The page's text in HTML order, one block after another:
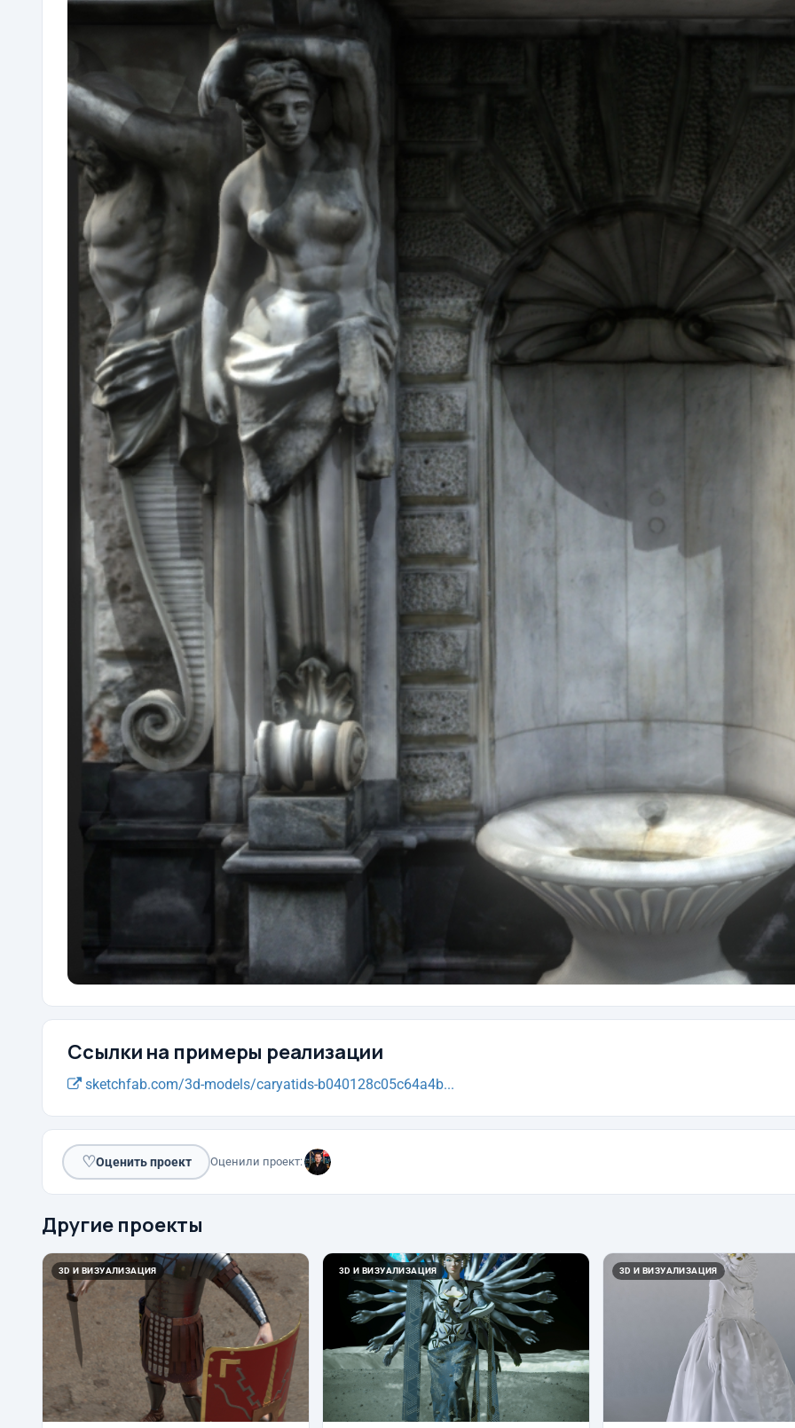
Ссылки на примеры реализации
sketchfab.com/3d-models/caryatids-b040128c05c64a4b...
♡Оценить проект Оценили проект:
Другие проекты
3D И ВИЗУАЛИЗАЦИЯ 3D И ВИЗУАЛИЗАЦИЯ 3D И ВИЗУАЛИЗАЦИЯ